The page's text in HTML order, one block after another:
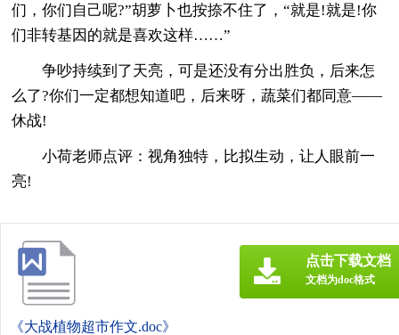
们，你们自己呢?”胡萝卜也按捺不住了，“就是!就是!你
们非转基因的就是喜欢这样……”
争吵持续到了天亮，可是还没有分出胜负，后来怎
么了?你们一定都想知道吧，后来呀，蔬菜们都同意——
休战!
小荷老师点评：视角独特，比拟生动，让人眼前一
亮!
《大战植物超市作文.doc》
点击下载文档
文档为doc格式